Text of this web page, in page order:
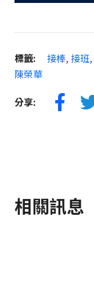
標籤: 接棒, 接班,
陳榮華
分享:
相關訊息